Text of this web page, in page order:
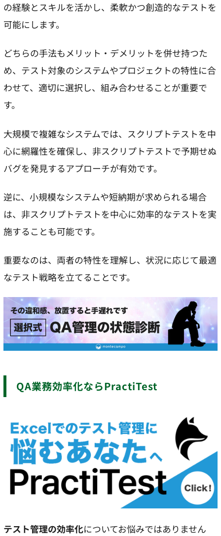
の経験とスキルを活かし、柔軟かつ創造的なテストを
可能にします。
どちらの手法もメリット・デメリットを併せ持つた
め、テスト対象のシステムやプロジェクトの特性に合
わせて、適切に選択し、組み合わせることが重要で
す。
大規模で複雑なシステムでは、スクリプトテストを中
心に網羅性を確保し、非スクリプトテストで予期せぬ
バグを発見するアプローチが有効です。
逆に、小規模なシステムや短納期が求められる場合
は、非スクリプトテストを中心に効率的なテストを実
施することも可能です。
重要なのは、両者の特性を理解し、状況に応じて最適
なテスト戦略を立てることです。
QA業務効率化ならPractiTest
テスト管理の効率化についてお悩みではありません